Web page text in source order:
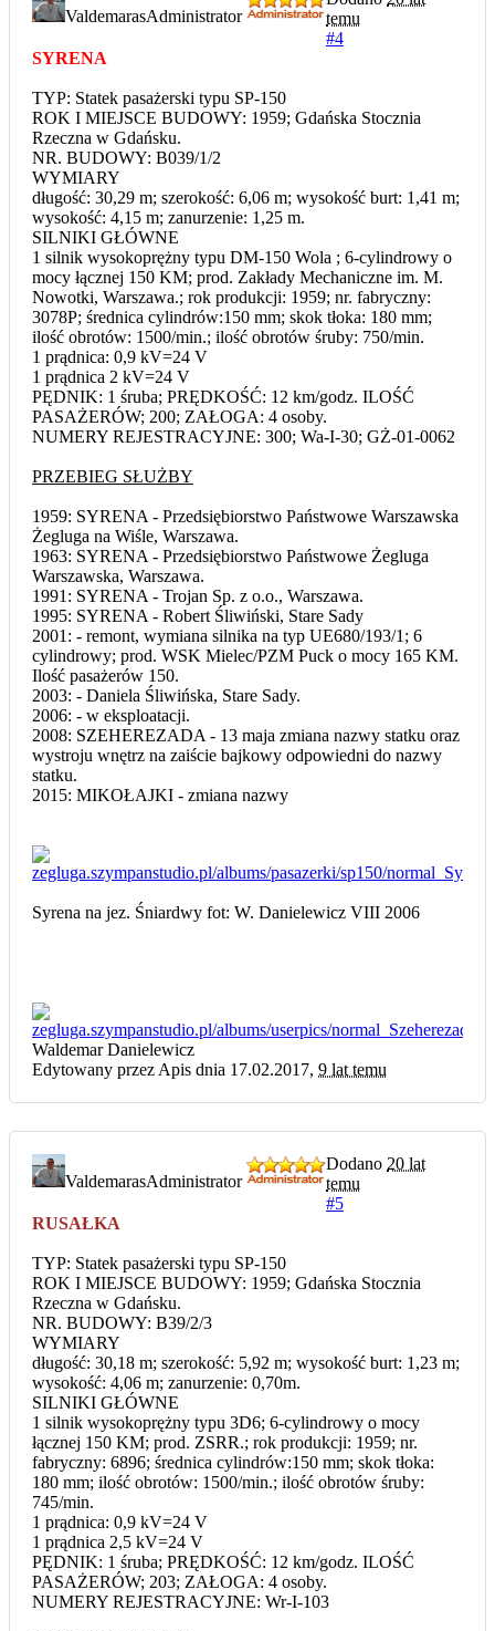
ValdemarasAdministrator
temu
#4
SYRENA
TYP: Statek pasażerski typu SP-150
ROK I MIEJSCE BUDOWY: 1959; Gdańska Stocznia
Rzeczna w Gdańsku.
NR. BUDOWY: B039/1/2
WYMIARY
długość: 30,29 m; szerokość: 6,06 m; wysokość burt: 1,41 m;
wysokość: 4,15 m; zanurzenie: 1,25 m.
SILNIKI GŁÓWNE
1 silnik wysokoprężny typu DM-150 Wola ; 6-cylindrowy o
mocy łącznej 150 KM; prod. Zakłady Mechaniczne im. M.
Nowotki, Warszawa.; rok produkcji: 1959; nr. fabryczny:
3078P; średnica cylindrów:150 mm; skok tłoka: 180 mm;
ilość obrotów: 1500/min.; ilość obrotów śruby: 750/min.
1 prądnica: 0,9 kV=24 V
1 prądnica 2 kV=24 V
PĘDNIK: 1 śruba; PRĘDKOŚĆ: 12 km/godz. ILOŚĆ
PASAŻERÓW; 200; ZAŁOGA: 4 osoby.
NUMERY REJESTRACYJNE: 300; Wa-I-30; GŻ-01-0062
PRZEBIEG SŁUŻBY
1959: SYRENA - Przedsiębiorstwo Państwowe Warszawska
Żegluga na Wiśle, Warszawa.
1963: SYRENA - Przedsiębiorstwo Państwowe Żegluga
Warszawska, Warszawa.
1991: SYRENA - Trojan Sp. z o.o., Warszawa.
1995: SYRENA - Robert Śliwiński, Stare Sady
2001: - remont, wymiana silnika na typ UE680/193/1; 6
cylindrowy; prod. WSK Mielec/PZM Puck o mocy 165 KM.
Ilość pasażerów 150.
2003: - Daniela Śliwińska, Stare Sady.
2006: - w eksploatacji.
2008: SZEHEREZADA - 13 maja zmiana nazwy statku oraz
wystroju wnętrz na zaiście bajkowy odpowiedni do nazwy
statku.
2015: MIKOŁAJKI - zmiana nazwy
Syrena na jez. Śniardwy fot: W. Danielewicz VIII 2006
Waldemar Danielewicz
Edytowany przez Apis dnia 17.02.2017, 9 lat temu
ValdemarasAdministrator
Dodano 20 lat
temu
#5
RUSAŁKA
TYP: Statek pasażerski typu SP-150
ROK I MIEJSCE BUDOWY: 1959; Gdańska Stocznia
Rzeczna w Gdańsku.
NR. BUDOWY: B39/2/3
WYMIARY
długość: 30,18 m; szerokość: 5,92 m; wysokość burt: 1,23 m;
wysokość: 4,06 m; zanurzenie: 0,70m.
SILNIKI GŁÓWNE
1 silnik wysokoprężny typu 3D6; 6-cylindrowy o mocy
łącznej 150 KM; prod. ZSRR.; rok produkcji: 1959; nr.
fabryczny: 6896; średnica cylindrów:150 mm; skok tłoka:
180 mm; ilość obrotów: 1500/min.; ilość obrotów śruby:
745/min.
1 prądnica: 0,9 kV=24 V
1 prądnica 2,5 kV=24 V
PĘDNIK: 1 śruba; PRĘDKOŚĆ: 12 km/godz. ILOŚĆ
PASAŻERÓW; 203; ZAŁOGA: 4 osoby.
NUMERY REJESTRACYJNE: Wr-I-103